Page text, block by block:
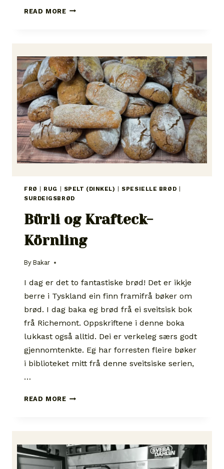
READ MOREDINKELBROT
FRØ RUG SPELT (DINKEL) |SPESIELLE BRØD
SURDEIGSBRØD
Bürli og Krafteck-
Körnling
By Bakar
I dag er det to fantastiske brød! Det er ikkje
berre i Tyskland ein finn framifrå bøker om
brød. I dag baka eg brød frå ei sveitsisk bok
frå Richemont. Oppskriftene i denne boka
lukkast også alltid. Dei er verkeleg særs godt
gjennomtenkte. Eg har forresten fleire bøker
i biblioteket mitt frå denne sveitsiske serien,
…
READ MOREBÜRLI